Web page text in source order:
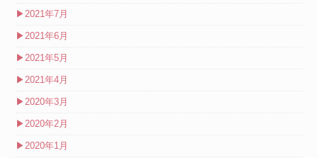
▶2021年7月
▶2021年6月
▶2021年5月
▶2021年4月
▶2020年3月
▶2020年2月
▶2020年1月